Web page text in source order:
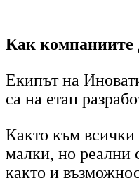
Как компаниите
Екипът на
са на етап
Както към всички
малки, но реални
както и